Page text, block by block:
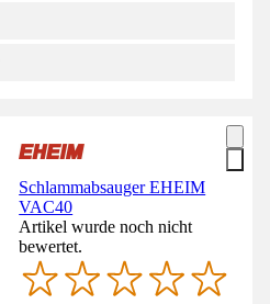
Schlammabsauger EHEIM
VAC40
Artikel wurde noch nicht
bewertet.